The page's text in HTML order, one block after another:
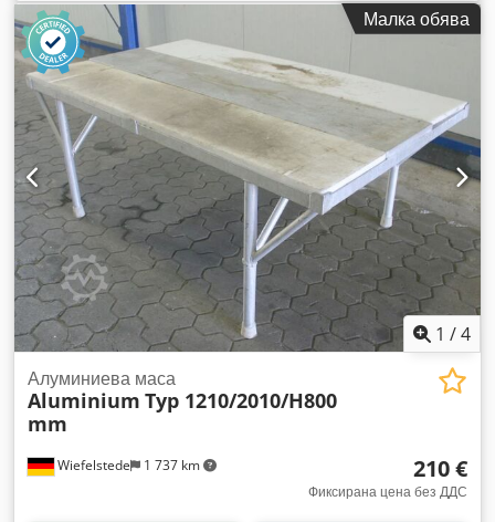
Тегло: 60 кг
Малка обява
1 /4
Wiefelstede 1 737 km
Алуминиева маса
Aluminium Typ 1210/2010/H800
mm
210 €
Фиксирана цена без ДДС